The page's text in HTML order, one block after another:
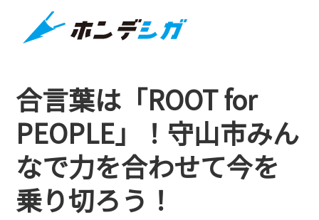
合言葉は「ROOT for
PEOPLE」！守山市みん
なで力を合わせて今を
乗り切ろう！